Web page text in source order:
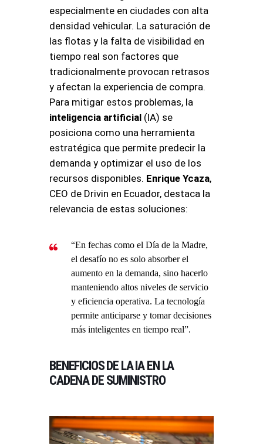
especialmente en ciudades con alta
densidad vehicular. La saturación de
las flotas y la falta de visibilidad en
tiempo real son factores que
tradicionalmente provocan retrasos
y afectan la experiencia de compra.
Para mitigar estos problemas, la
inteligencia artificial (IA) se
posiciona como una herramienta
estratégica que permite predecir la
demanda y optimizar el uso de los
recursos disponibles. Enrique Ycaza,
CEO de Drivin en Ecuador, destaca la
relevancia de estas soluciones:
“En fechas como el Día de la Madre,
el desafío no es solo absorber el
aumento en la demanda, sino hacerlo
manteniendo altos niveles de servicio
y eficiencia operativa. La tecnología
permite anticiparse y tomar decisiones
más inteligentes en tiempo real”.
BENEFICIOS DE LA IA EN LA
CADENA DE SUMINISTRO